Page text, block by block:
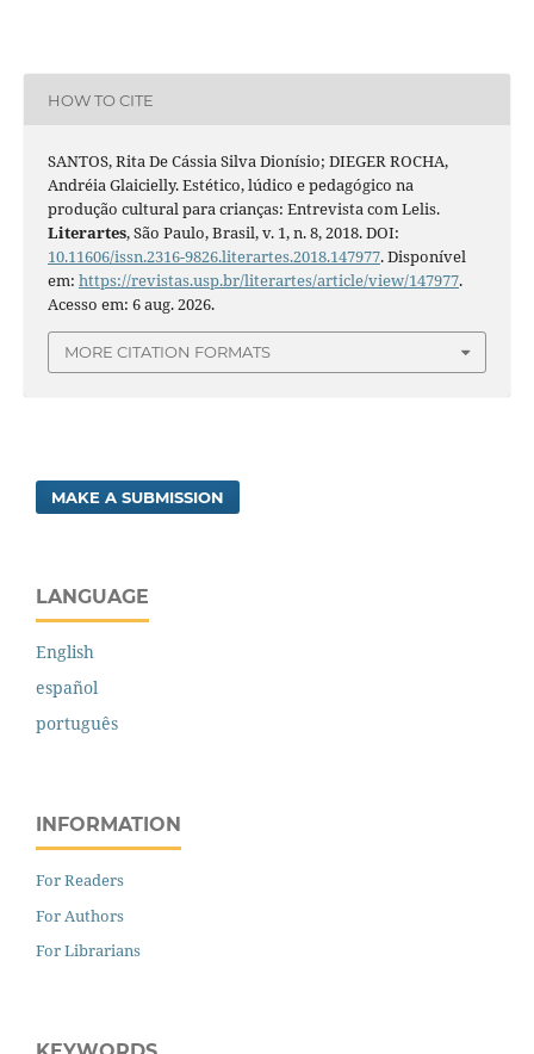
HOW TO CITE
SANTOS, Rita De Cássia Silva Dionísio; DIEGER ROCHA,
Andréia Glaicielly. Estético, lúdico e pedagógico na
produção cultural para crianças: Entrevista com Lelis.
Literartes, São Paulo, Brasil, v. 1, n. 8, 2018. DOI:
10.11606/issn.2316-9826.literartes.2018.147977. Disponível
em: https://revistas.usp.br/literartes/article/view/147977.
Acesso em: 6 aug. 2026.
MORE CITATION FORMATS
MAKE A SUBMISSION
LANGUAGE
English
español
português
INFORMATION
For Readers
For Authors
For Librarians